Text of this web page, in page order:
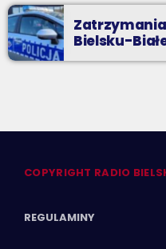
Zatrzymania
Bielsku-
COPYRIGHT RADIO
REGULAMINY